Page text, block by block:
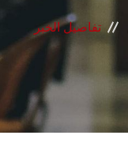
المراكز والوحدات
الأنظمة الذكية
الإعلام
تفاصيل الخبر